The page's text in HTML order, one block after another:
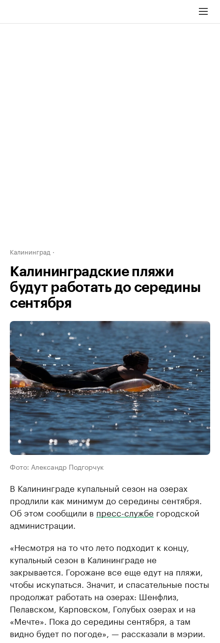
Калининград
Калининградские пляжи
будут работать до середины
сентября
Фото: Александр Подгорчук
В Калининграде купальный сезон на озерах
продлили как минимум до середины сентября.
Об этом сообщили в пресс-службе городской
администрации.
«Несмотря на то что лето подходит к концу,
купальный сезон в Калининграде не
закрывается. Горожане все еще едут на пляжи,
чтобы искупаться. Значит, и спасательные посты
продолжат работать на озерах: Шенфлиз,
Пелавском, Карповском, Голубых озерах и на
«Мечте». Пока до середины сентября, а там
видно будет по погоде», — рассказали в мэрии.